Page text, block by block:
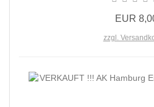
EUR
zzgl.